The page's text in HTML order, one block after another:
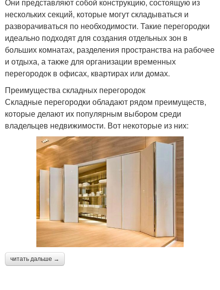
нескольких секций, которые могут складываться и
разворачиваться по необходимости. Такие перегородки
идеально подходят для создания отдельных зон в
больших комнатах, разделения пространства на рабочее
и отдыха, а также для организации временных
перегородок в офисах, квартирах или домах.
Преимущества складных перегородок
Складные перегородки обладают рядом преимуществ,
которые делают их популярным выбором среди
владельцев недвижимости. Вот некоторые из них:
читать дальше →